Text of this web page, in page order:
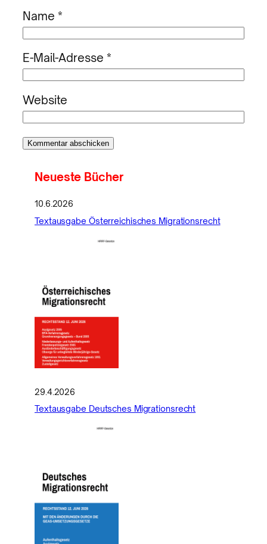
Name *
E-Mail-Adresse *
Website
Neueste Bücher
10.6.2026
Textausgabe Österreichisches Migrationsrecht
29.4.2026
Textausgabe Deutsches Migrationsrecht